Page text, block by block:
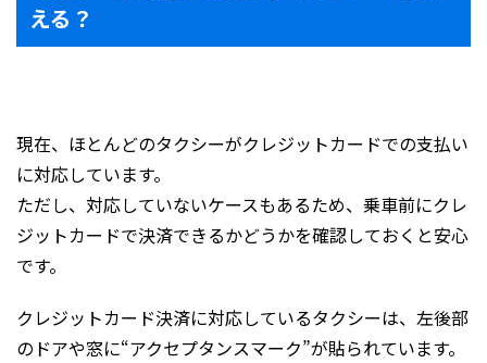
える？
現在、ほとんどのタクシーがクレジットカードでの支払い
に対応しています。
ただし、対応していないケースもあるため、乗車前にクレ
ジットカードで決済できるかどうかを確認しておくと安心
です。
クレジットカード決済に対応しているタクシーは、左後部
のドアや窓に“アクセプタンスマーク”が貼られています。